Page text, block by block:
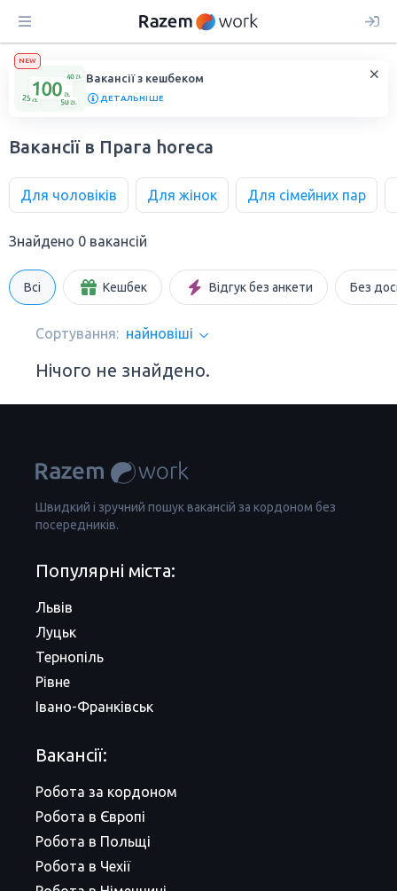
NEW
Вакансії з кешбеком
ДЕТАЛЬНІШЕ
Вакансії в Прага horeca
Для чоловіків Для жінок Для сімейних пар
Знайдено 0 вакансій
Всі Кешбек Відгук без анкети Без
Сортування: найновіші
Нічого не знайдено.
Швидкий і зручний пошук вакансій за кордоном без
посередників.
Популярні міста:
Львів
Луцьк
Тернопіль
Рівне
Івано-Франківськ
Вакансії:
Робота за кордоном
Робота в Європі
Робота в Польщі
Робота в Чехії